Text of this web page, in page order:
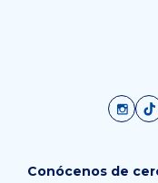
Conócenos de